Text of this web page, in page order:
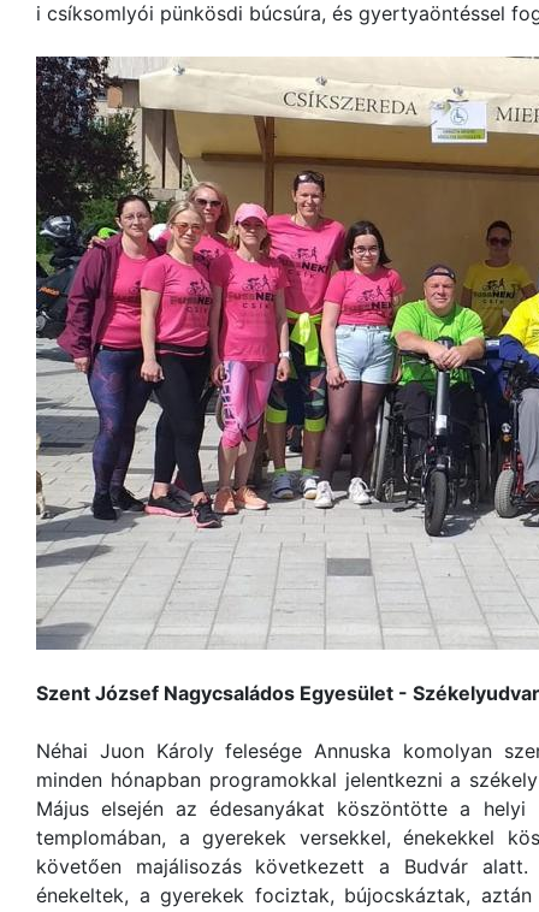
i csíksomlyói pünkösdi búcsúra, és gyertyaöntéssel
Szent József Nagycsaládos Egyesület -
Néhai Juon Károly felesége Annuska komolyan
minden hónapban programokkal jelentkezni a
Május elsején az édesanyákat köszöntötte a
templomában, a gyerekek versekkel, énekekkel
követően majálisozás következett a Budvár
énekeltek, a gyerekek fociztak, bújocskáztak,